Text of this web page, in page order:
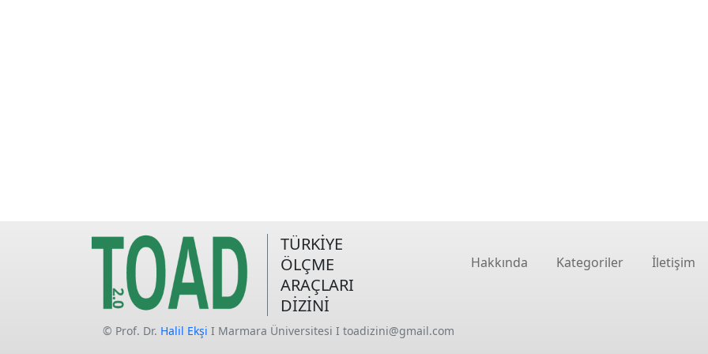
TÜRKİYE
ÖLÇME
ARAÇLARI
DİZİNİ
Hakkında Kategoriler İletişim
© Prof. Dr. Halil Ekşi I Marmara Üniversitesi I toadizini@gmail.com